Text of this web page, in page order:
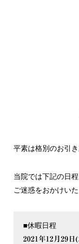
平素は格別のお引
当院では下記の日
ご迷惑をおかけい
■休暇日程
2021年12月29日